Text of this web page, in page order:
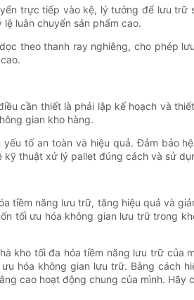
trực tiếp vào kệ, lý tưởng để lưu
luân chuyển sản phẩm cao.
theo thanh ray nghiêng, cho phép
cần thiết là phải lập kế hoạch và
gian kho hàng.
tố an toàn và hiệu quả. Đảm bảo
thuật xử lý pallet đúng cách và sử
năng lưu trữ, tăng hiệu quả và
tối ưu hóa không gian lưu trữ trong
kho tối đa hóa tiềm năng lưu trữ của
hóa không gian lưu trữ. Bằng cách
cao hoạt động chung của mình.